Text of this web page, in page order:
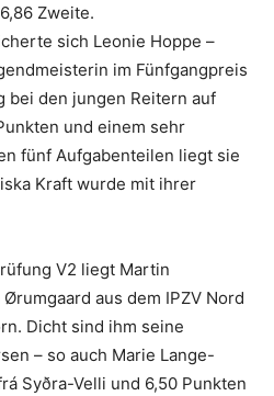
Zweite.
sich Leonie Hoppe –
im Fünfgangpreis
bei den jungen Reitern auf
und einem sehr
fünf Aufgabenteilen liegt sie
Kraft wurde mit ihrer
V2 liegt Martin
aus dem IPZV Nord
Dicht sind ihm seine
– so auch Marie Lange-
Syðra-Velli und 6,50 Punkten